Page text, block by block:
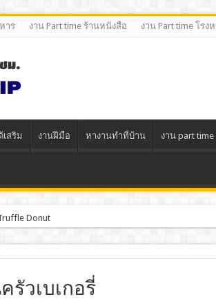
าร งาน Part time ร้านหนังสือ งาน Part time โรง
เสริม งานฝีมือ หางานทําที่บ้าน งาน part
Donut
วเบเกอรี่